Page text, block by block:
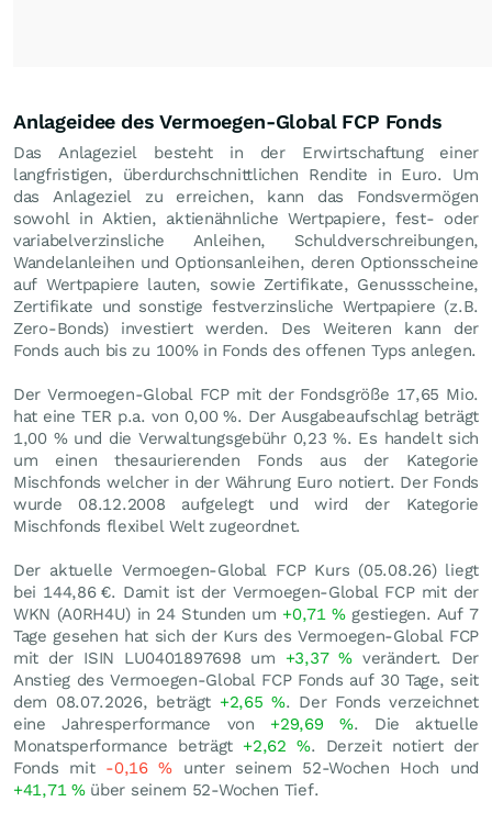
Anlageidee des Vermoegen-Global FCP Fonds
Das Anlageziel besteht in der Erwirtschaftung einer
langfristigen, überdurchschnittlichen Rendite in Euro. Um
das Anlageziel zu erreichen, kann das Fondsvermögen
sowohl in Aktien, aktienähnliche Wertpapiere, fest- oder
variabelverzinsliche Anleihen, Schuldverschreibungen,
Wandelanleihen und Optionsanleihen, deren Optionsscheine
auf Wertpapiere lauten, sowie Zertifikate, Genussscheine,
Zertifikate und sonstige festverzinsliche Wertpapiere (z.B.
Zero-Bonds) investiert werden. Des Weiteren kann der
Fonds auch bis zu 100% in Fonds des offenen Typs anlegen.
Der Vermoegen-Global FCP mit der Fondsgröße 17,65 Mio.
hat eine TER p.a. von 0,00 %. Der Ausgabeaufschlag beträgt
1,00 % und die Verwaltungsgebühr 0,23 %. Es handelt sich
um einen thesaurierenden Fonds aus der Kategorie
Mischfonds welcher in der Währung Euro notiert. Der Fonds
wurde 08.12.2008 aufgelegt und wird der Kategorie
Mischfonds flexibel Welt zugeordnet.
Der aktuelle Vermoegen-Global FCP Kurs (05.08.26) liegt
bei 144,86 €. Damit ist der Vermoegen-Global FCP mit der
WKN (A0RH4U) in 24 Stunden um +0,71%gestiegen. Auf 7
Tage gesehen hat sich der Kurs des Vermoegen-Global FCP
mit der ISIN LU0401897698 um +3,37%verändert. Der
Anstieg des Vermoegen-Global FCP Fonds auf 30 Tage, seit
dem 08.07.2026, beträgt +2,65%. Der Fonds verzeichnet
eine Jahresperformance von +29,69 %. Die aktuelle
Monatsperformance beträgt +2,62 %. Derzeit notiert der
Fonds mit -0,16% unter seinem 52-Wochen Hoch und
+41,71 %über seinem 52-Wochen Tief.